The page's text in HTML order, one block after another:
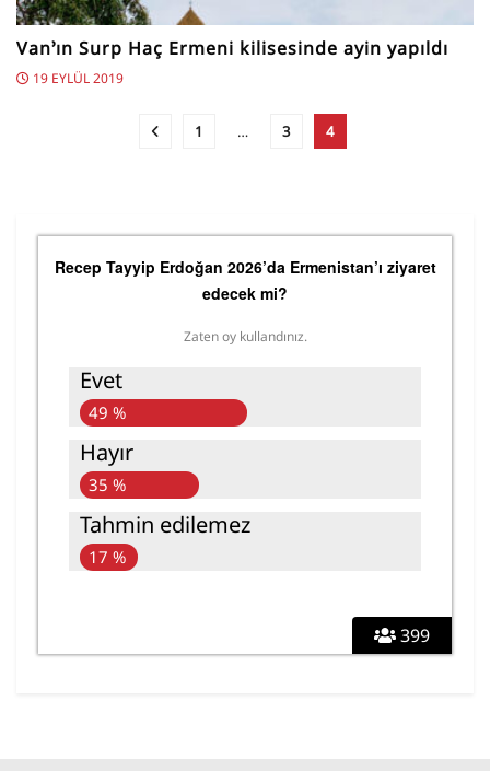
Van’ın Surp Haç Ermeni kilisesinde ayin yapıldı
19 EYLÜL 2019
1 … 3 4
399
Recep Tayyip Erdoğan 2026’da Ermenistan’ı ziyaret
edecek mi?
Zaten oy kullandınız.
Evet
49 %
Hayır
35 %
Tahmin edilemez
17 %